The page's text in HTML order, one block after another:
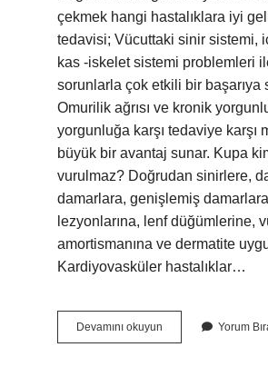
çekmek hangi hastalıklara iyi
tedavisi; Vücuttaki sinir sistemi,
kas -iskelet sistemi problemleri
sorunlarla çok etkili bir başarıya
Omurilik ağrısı ve kronik
yorgunluğa karşı tedaviye karşı
büyük bir avantaj sunar. Kupa
vurulmaz? Doğrudan sinirlere,
damarlara, genişlemiş
lezyonlarına, lenf düğümlerine,
amortismanına ve dermatite
Kardiyovasküler hastalıklar…
Devamını okuyun
Terapisi
Yorum